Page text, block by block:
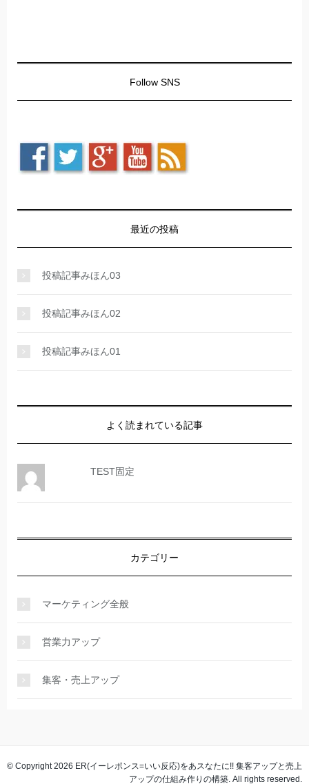
Follow SNS
最近の投稿
投稿記事みほん03
投稿記事みほん02
投稿記事みほん01
よく読まれている記事
TEST固定
カテゴリー
マーケティング全般
営業力アップ
集客・売上アップ
© Copyright 2026 ER(イーレポンス=いい反応)をあスなたに!! 集客アップと売上
アップの仕組み作りの構築. All rights reserved.